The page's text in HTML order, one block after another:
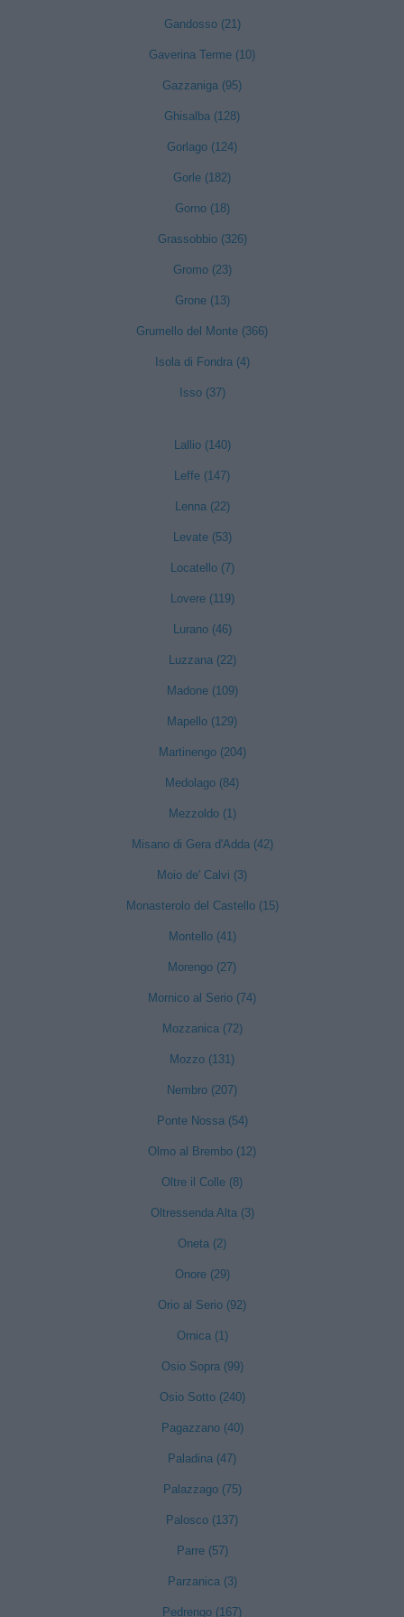
Gandosso (21)
Gaverina Terme (10)
Gazzaniga (95)
Ghisalba (128)
Gorlago (124)
Gorle (182)
Gorno (18)
Grassobbio (326)
Gromo (23)
Grone (13)
Grumello del Monte (366)
Isola di Fondra (4)
Isso (37)
Lallio (140)
Leffe (147)
Lenna (22)
Levate (53)
Locatello (7)
Lovere (119)
Lurano (46)
Luzzana (22)
Madone (109)
Mapello (129)
Martinengo (204)
Medolago (84)
Mezzoldo (1)
Misano di Gera d'Adda (42)
Moio de' Calvi (3)
Monasterolo del Castello (15)
Montello (41)
Morengo (27)
Mornico al Serio (74)
Mozzanica (72)
Mozzo (131)
Nembro (207)
Ponte Nossa (54)
Olmo al Brembo (12)
Oltre il Colle (8)
Oltressenda Alta (3)
Oneta (2)
Onore (29)
Orio al Serio (92)
Ornica (1)
Osio Sopra (99)
Osio Sotto (240)
Pagazzano (40)
Paladina (47)
Palazzago (75)
Palosco (137)
Parre (57)
Parzanica (3)
Pedrengo (167)